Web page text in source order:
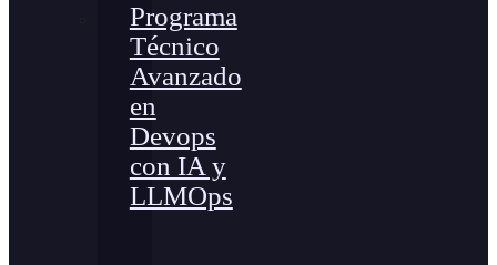
Programa
Técnico
Avanzado
en
Devops
con IA y
LLMOps